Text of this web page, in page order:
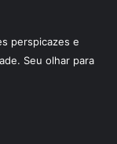
perspicazes e
Seu olhar para